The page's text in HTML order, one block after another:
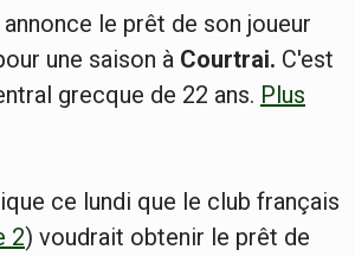
annonce le prêt de son joueur
une saison à Courtrai. C'est
grecque de 22 ans. Plus
ce lundi que le club français
2) voudrait obtenir le prêt de